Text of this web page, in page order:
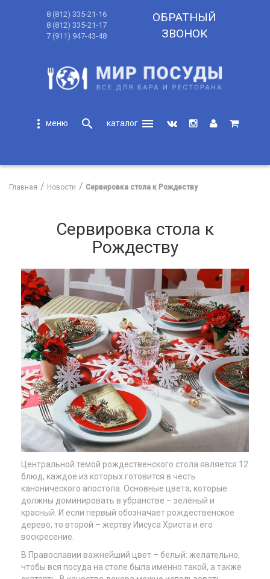
8 (812) 335-21-16
8 (812) 335-21-17
7 (911) 947-43-48
ОБРАТНЫЙ
ЗВОНОК
more_vert search
menu
Главная Новости Сервировка стола к Рождеству
Сервировка стола к
Рождеству
Центральной темой рождественского стола является 12
блюд, каждое из которых готовится в честь
канонического апостола. Основные цвета, которые
должны доминировать в убранстве – зелёный и
красный. И если первый обозначает рождественское
дерево, то второй – жертву Иисуса Христа и его
воскресение.
В Православии важнейший цвет – белый: желательно,
чтобы вся посуда на столе была именно такой, а также